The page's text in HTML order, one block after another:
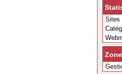
Sites